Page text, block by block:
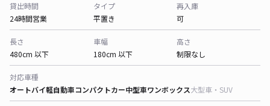
貸出時間
24時間営業
タイプ
平置き
再入庫
可
長さ
480cm 以下
車幅
180cm 以下
高さ
制限なし
対応車種
オートバイ軽自動車コンパクトカー中型車ワンボックス大型車・SUV